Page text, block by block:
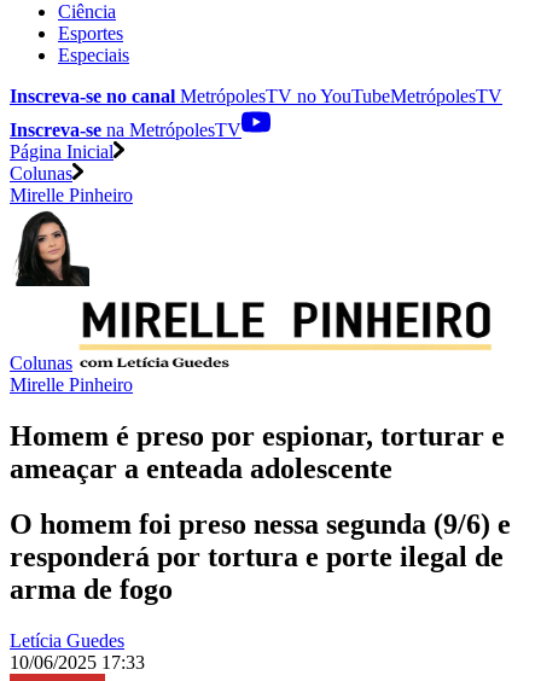
Ciência
Esportes
Especiais
Inscreva-se no canal MetrópolesTV noYouTubeMetrópolesTV
Inscreva-se na MetrópolesTV
Página Inicial
Colunas
Mirelle Pinheiro
Colunas
Mirelle Pinheiro
Homem é preso por espionar, torturar e
ameaçar a enteada adolescente
O homem foi preso nessa segunda (9/6) e
responderá por tortura e porte ilegal de
arma de fogo
Letícia Guedes
10/06/2025 17:33